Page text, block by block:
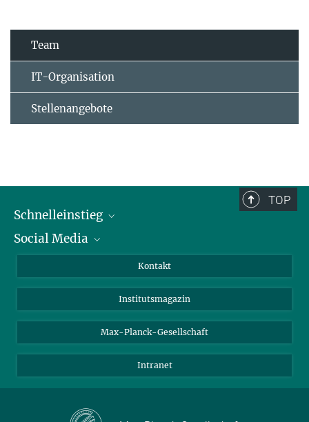
Team
IT-Organisation
Stellenangebote
TOP
Schnelleinstieg
Alumni
Fördernde
Schulen
Studierende
Social Media
Bluesky
Facebook
YouTube
Kontakt
Institutsmagazin
Max-Planck-Gesellschaft
Intranet